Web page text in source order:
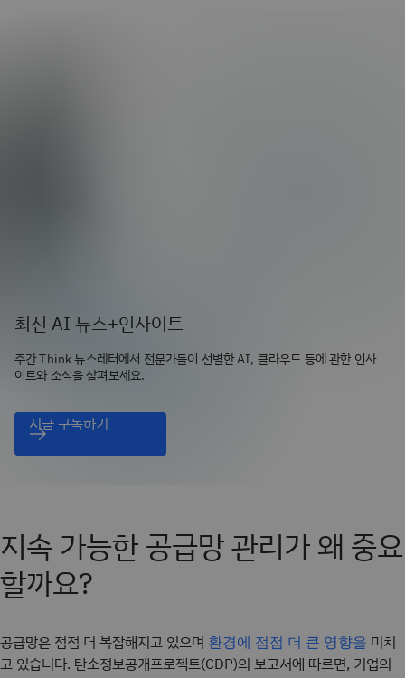
최신 AI 뉴스+인사이트
주간 Think 뉴스레터에서 전문가들이 선별한 AI, 클라우드 등에 관한 인사
이트와 소식을 살펴보세요.
지금 구독하기
지속 가능한 공급망 관리가 왜 중요
할까요?
공급망은 점점 더 복잡해지고 있으며 환경에 점점 더 큰 영향을 미치
고 있습니다. 탄소정보공개프로젝트(CDP)의 보고서에 따르면, 기업의